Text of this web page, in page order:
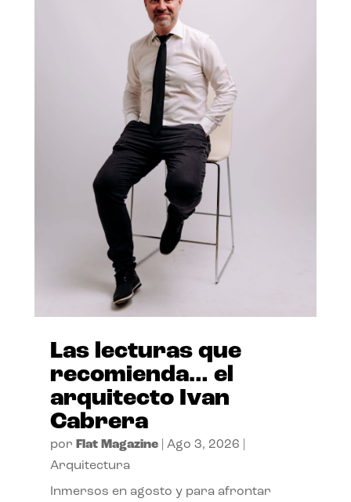
Las lecturas que
recomienda… el
arquitecto Ivan
Cabrera
por Flat Magazine| Ago 3, 2026
Arquitectura
Inmersos en agosto y para afrontar